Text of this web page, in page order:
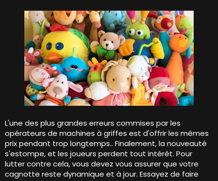
L'une des plus grandes erreurs commises par les
opérateurs de machines à griffes est d'offrir les mêmes
prix pendant trop longtemps.. Finalement, la nouveauté
s'estompe, et les joueurs perdent tout intérêt. Pour
lutter contre cela, vous devez vous assurer que votre
cagnotte reste dynamique et à jour. Essayez de faire